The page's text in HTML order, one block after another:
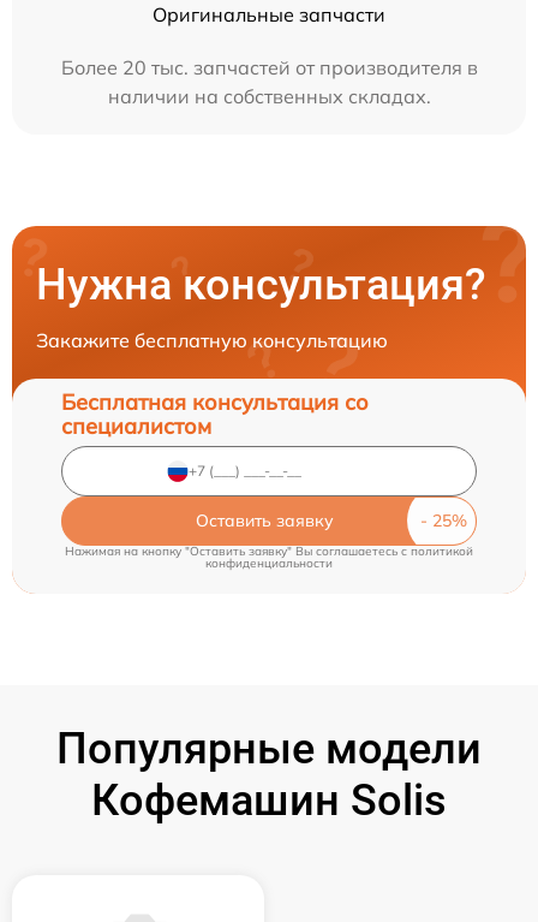
Оригинальные запчасти
Более 20 тыс. запчастей от производителя в
наличии на собственных складах.
Нужна консультация?
Закажите бесплатную консультацию
Бесплатная консультация со
специалистом
Оставить заявку
Нажимая на кнопку "Оставить заявку" Вы соглашаетесь cполитикой
конфиденциальности
Популярные модели
Кофемашин Solis